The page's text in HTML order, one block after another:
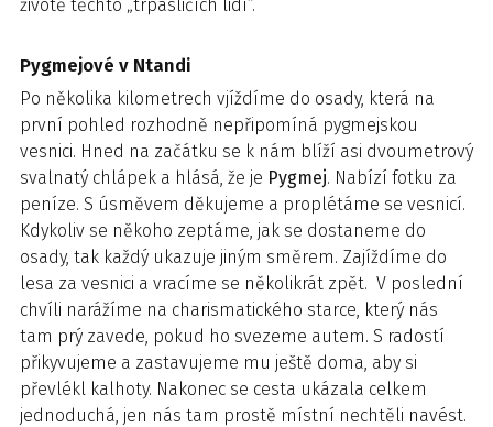
životě těchto „trpasličích lidí“.
Pygmejové v Ntandi
Po několika kilometrech vjíždíme do osady, která na
první pohled rozhodně nepřipomíná pygmejskou
vesnici. Hned na začátku se k nám blíží asi dvoumetrový
svalnatý chlápek a hlásá, že je Pygmej. Nabízí fotku za
peníze. S úsměvem děkujeme a proplétáme se vesnicí.
Kdykoliv se někoho zeptáme, jak se dostaneme do
osady, tak každý ukazuje jiným směrem. Zajíždíme do
lesa za vesnici a vracíme se několikrát zpět. V poslední
chvíli narážíme na charismatického starce, který nás
tam prý zavede, pokud ho svezeme autem. S radostí
přikyvujeme a zastavujeme mu ještě doma, aby si
převlékl kalhoty. Nakonec se cesta ukázala celkem
jednoduchá, jen nás tam prostě místní nechtěli navést.